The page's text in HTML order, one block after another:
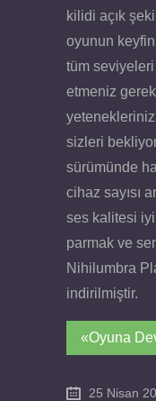
kilidi açık
oyunun
tüm
etmeniz
sizleri
sürümünde
cihaz sayısı
ses kalitesi
parmak ve
Nihilumbra
indirilmiştir.
«Oyuna
25 Nisan